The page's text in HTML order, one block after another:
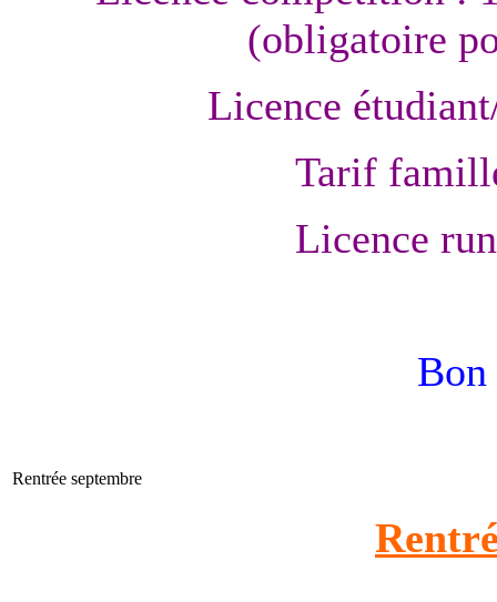
(obligatoire
Licence
Tarif
Licence
Bon
Rentrée septembre